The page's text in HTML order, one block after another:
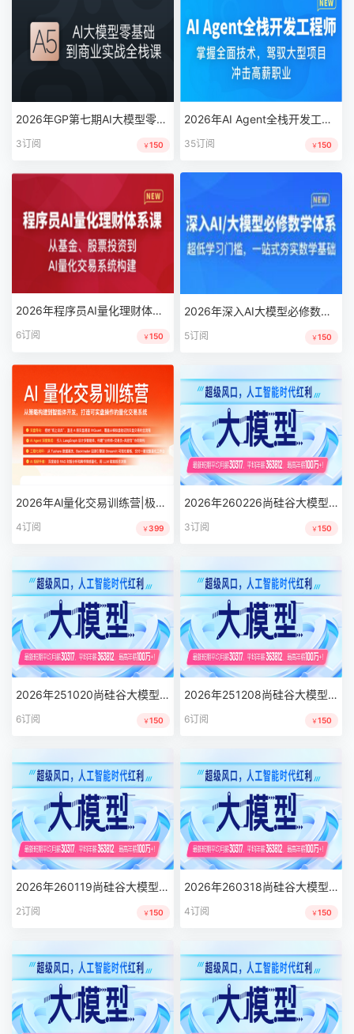
2026年GP第七期AI大模型零基础到商业实战全栈课|完结|MP4
3订阅 ￥150
2026年AI Agent全栈开发工程师[包含电子书]|MK|完结|MP4
35订阅 ￥150
2026年程序员AI量化理财体系课|MK|MP4|完结
6订阅 ￥150
2026年深入AI大模型必修数学体系|MK|MP4|完结
5订阅 ￥150
2026年Al量化交易训练营|极客时间|完结
4订阅 ￥399
2026年260226尚硅谷大模型线上同步班
3订阅 ￥150
2026年251020尚硅谷大模型线上同步班
6订阅 ￥150
2026年251208尚硅谷大模型线上同步班
6订阅 ￥150
2026年260119尚硅谷大模型线上同步班
2订阅 ￥150
2026年260318尚硅谷大模型线上同步班
4订阅 ￥150